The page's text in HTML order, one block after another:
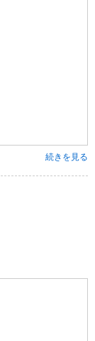
続きを見る